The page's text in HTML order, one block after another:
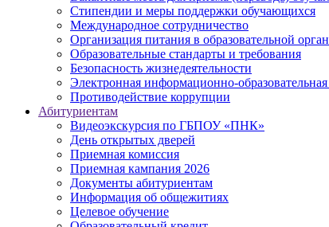
Стипендии и меры поддержки обучающихся
Международное сотрудничество
Организация питания в образовательной
Образовательные стандарты и требования
Безопасность жизнедеятельности
Электронная информационно-образовательная
Противодействие коррупции
Абитуриентам
Видеоэкскурсия по ГБПОУ «ПНК»
День открытых дверей
Приемная комиссия
Приемная кампания 2026
Дoкументы абитуриентам
Информация об общежитиях
Целевое обучение